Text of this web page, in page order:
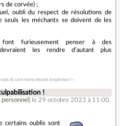
de corvée) ;
oubli du respect de résolutions de
seuls les méchants se doivent de les
font furieusement penser à des
les rendre d’autant plus
ils sont morts depuis longtemps ! »
!
) le 29 octobre 2023 à 11:00.
certains oublis sont